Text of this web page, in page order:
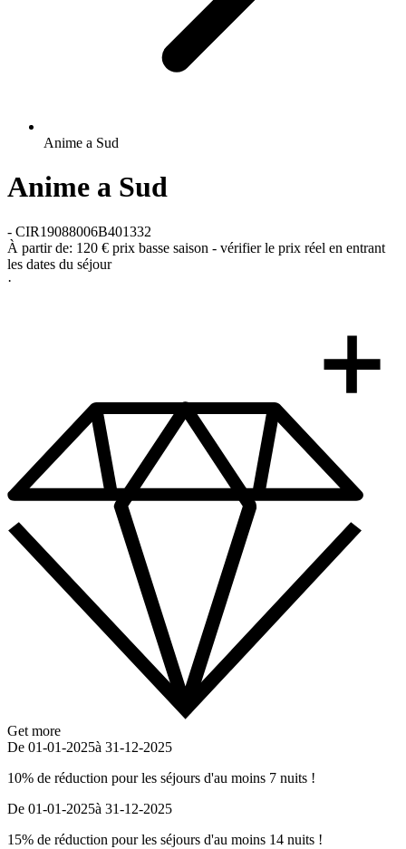
Anime a Sud
Anime a Sud
- CIR19088006B401332
À partir de: 120 € prix basse saison - vérifier le prix réel en entrant
les dates du séjour
·
Get more
De 01-01-2025à 31-12-2025
10% de réduction pour les séjours d'au moins 7 nuits !
De 01-01-2025à 31-12-2025
15% de réduction pour les séjours d'au moins 14 nuits !